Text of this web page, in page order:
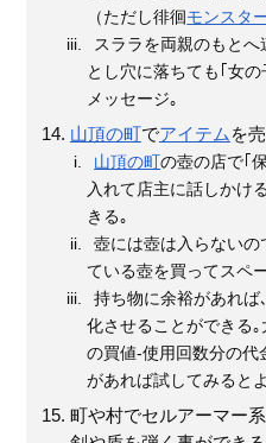
（ただし徘徊モンスタ
スララを両親のもと
とし穴に落ちても｢女
メッセージ｡
山頂の町でアイテム を
山頂の町の壺の店で｢
入れて店主に話しかけ
きる｡
壺には壺は入らないの
ている壺を買ってスペ
持ち物に余裕があれば
化させることができる
の買値-使用回数分の代
があれば試してみると
町や村でセルアーマー